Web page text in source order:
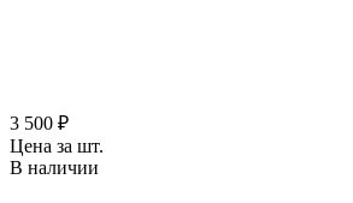
3 500 ₽
Цена за шт.
В наличии